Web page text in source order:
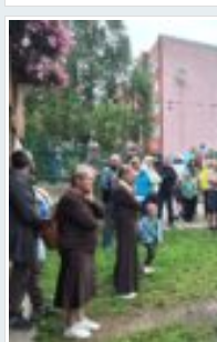
Valmieras dzimšanas diena